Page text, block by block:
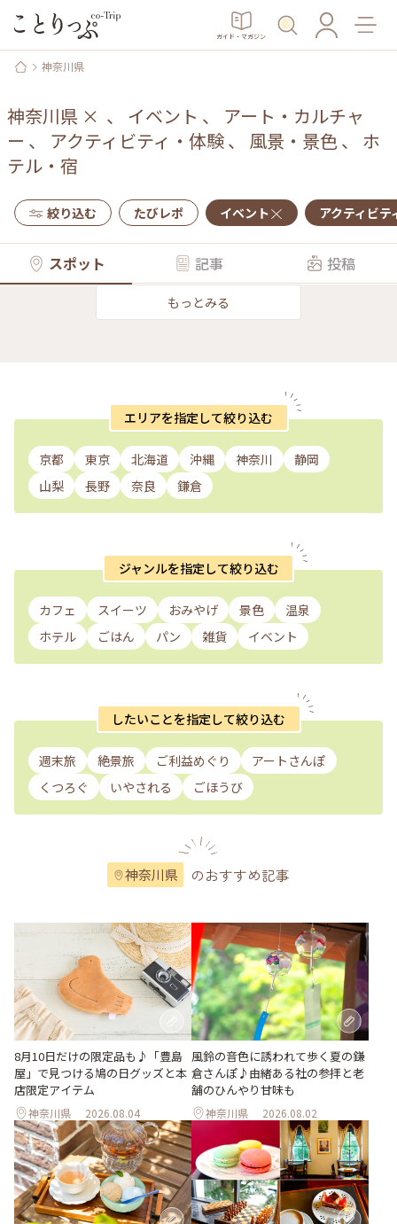
ガイド・マガジン
神奈川県
神奈川県 × 、 イベント 、 アート・カルチャ
ー 、 アクティビティ・体験、 風景・景色、 ホ
テル・宿
絞り込む たびレポ イベント アクティビテ
スポット 記事 投稿
もっとみる
エリアを指定して絞り込む
京都 東京 北海道 沖縄 神奈川
静岡
山梨
長野 奈良 鎌倉
ジャンルを指定して絞り込む
カフェ スイーツ おみやげ 景色
温泉
ホテル
ごはん パン 雑貨 イベント
したいことを指定して絞り込む
週末旅 絶景旅 ご利益めぐり
アートさんぽ
くつろぐ
いやされる ごほうび
神奈川県 のおすすめ記事
8月10日だけの限定品も♪「豊島
屋」で見つける鳩の日グッズと本
店限定アイテム
神奈川県 2026.08.04
風鈴の音色に誘われて歩く夏の鎌
倉さんぽ♪由緒ある社の参拝と老
舗のひんやり甘味も
神奈川県 2026.08.02